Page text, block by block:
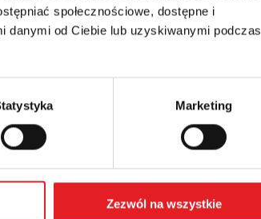
społecznościowe, dostępne i
danymi od Ciebie lub uzyskiwanymi podczas
Marketing
Zezwól na wszystkie